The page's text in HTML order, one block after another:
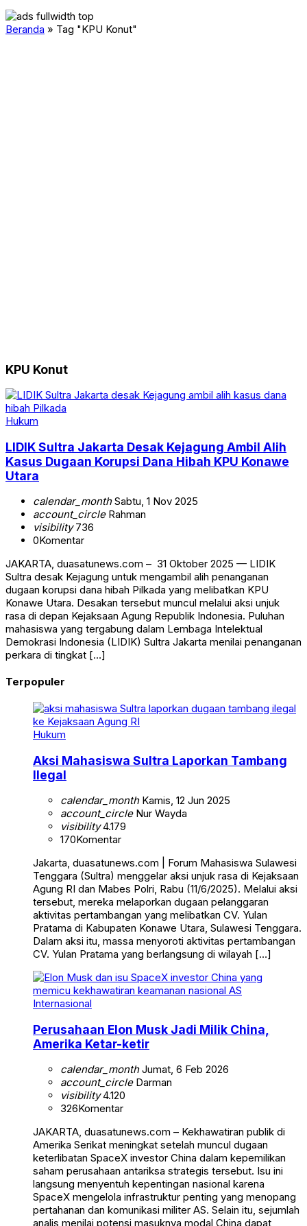
Beranda » Tag "KPU Konut"
KPU Konut
Hukum
‎LIDIK Sultra Jakarta Desak Kejagung Ambil Alih
Kasus Dugaan Korupsi Dana Hibah KPU Konawe
Utara
calendar_monthSabtu, 1 Nov 2025
account_circleRahman
visibility736
0Komentar
JAKARTA, duasatunews.com – 31 Oktober 2025 — LIDIK
Sultra desak Kejagung untuk mengambil alih penanganan
dugaan korupsi dana hibah Pilkada yang melibatkan KPU
Konawe Utara. Desakan tersebut muncul melalui aksi unjuk
rasa di depan Kejaksaan Agung Republik Indonesia. Puluhan
mahasiswa yang tergabung dalam Lembaga Intelektual
Demokrasi Indonesia (LIDIK) Sultra Jakarta menilai penanganan
perkara di tingkat […]
Terpopuler
Hukum
Aksi Mahasiswa Sultra Laporkan Tambang
Ilegal
calendar_monthKamis, 12 Jun 2025
account_circleNur Wayda
visibility4.179
170Komentar
Jakarta, duasatunews.com | Forum Mahasiswa Sulawesi
Tenggara (Sultra) menggelar aksi unjuk rasa di Kejaksaan
Agung RI dan Mabes Polri, Rabu (11/6/2025). Melalui aksi
tersebut, mereka melaporkan dugaan pelanggaran
aktivitas pertambangan yang melibatkan CV. Yulan
Pratama di Kabupaten Konawe Utara, Sulawesi Tenggara.
Dalam aksi itu, massa menyoroti aktivitas pertambangan
CV. Yulan Pratama yang berlangsung di wilayah […]
Internasional
Perusahaan Elon Musk Jadi Milik China,
Amerika Ketar-ketir
calendar_monthJumat, 6 Feb 2026
account_circleDarman
visibility4.120
326Komentar
JAKARTA, duasatunews.com – Kekhawatiran publik di
Amerika Serikat meningkat setelah muncul dugaan
keterlibatan SpaceX investor China dalam kepemilikan
saham perusahaan antariksa strategis tersebut. Isu ini
langsung menyentuh kepentingan nasional karena
SpaceX mengelola infrastruktur penting yang menopang
pertahanan dan komunikasi militer AS. Selain itu, sejumlah
analis menilai potensi masuknya modal China dapat